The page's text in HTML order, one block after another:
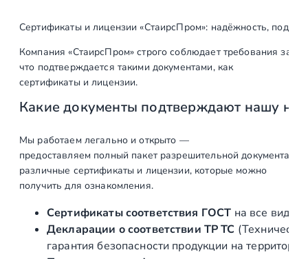
ь
н
а
я
е
н
а
с
о
а
:
5
,
0
о
а
р
а
М
н
т
а
ж
Сертификаты и лицензии «СтаирсПром»: надёжность,
Компания «СтаирсПром» строго соблюдает требования
что подтверждается такими документами, как
сертификаты и лицензии.
Какие документы подтверждают нашу
Мы работаем легально и открыто —
предоставляем полный пакет разрешительной
различные сертификаты и лицензии, которые можно
получить для ознакомления.
Сертификаты соответствия ГОСТ на все виды
Декларации о соответствии ТР ТС
гарантия безопасности продукции на